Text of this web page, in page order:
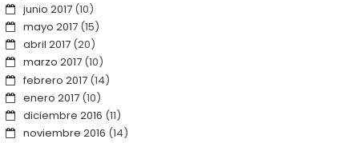
junio 2017(10)
mayo 2017(15)
abril 2017(20)
marzo 2017(10)
febrero 2017(14)
enero 2017(10)
diciembre 2016 (11)
noviembre 2016 (14)